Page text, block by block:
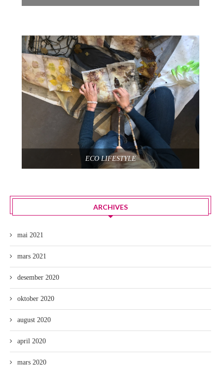
ECO LIFESTYLE
ARCHIVES
mai 2021
mars 2021
desember 2020
oktober 2020
august 2020
april 2020
mars 2020